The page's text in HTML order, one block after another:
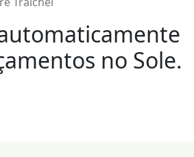
no Sole.